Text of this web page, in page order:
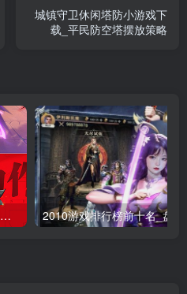
城镇守卫休闲塔防小游戏下
载_平民防空塔摆放策略
30级用什么人偶-DNF新手升级人偶选择指南